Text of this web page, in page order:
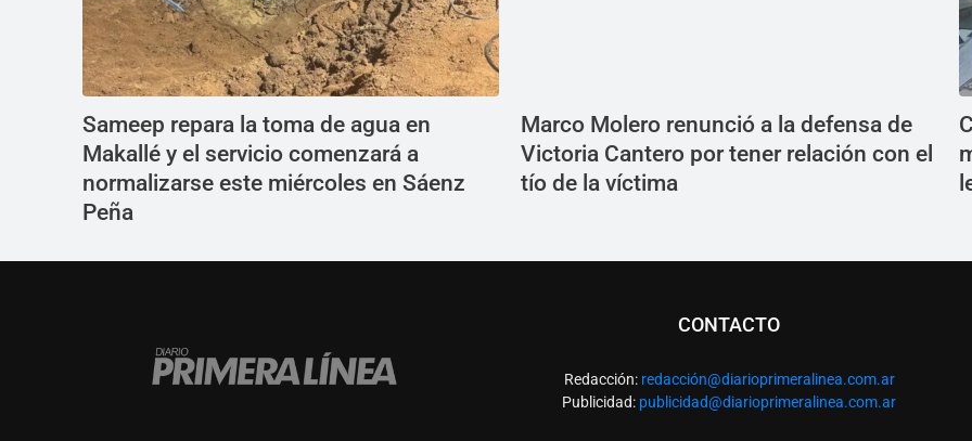
Sameep repara la toma de agua en
Makallé y el servicio comenzará a
normalizarse este miércoles en Sáenz
Peña
Marco Molero renunció a la defensa de
Victoria Cantero por tener relación con el
tío de la víctima
CONTACTO
Redacción: redacción@diarioprimeralinea.com.ar
Publicidad: publicidad@diarioprimeralinea.com.ar